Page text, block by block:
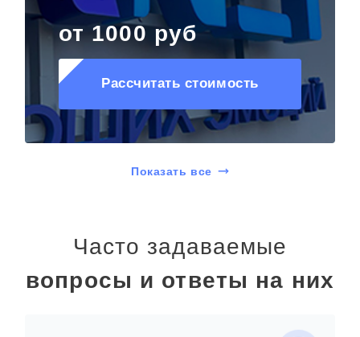
от 1000 руб
Рассчитать стоимость
Показать все
Часто задаваемые
вопросы и ответы на них